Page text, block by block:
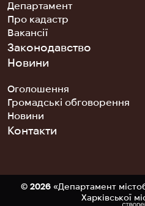
Департамент
Про кадастр
Вакансії
Законодавство
Новини
Оголошення
Громадські обговорення
Новини
Контакти
© 2026«Департамент
Харківської